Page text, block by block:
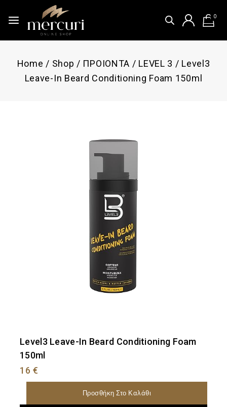
0
Home / Shop / ΠΡΟΙΟΝΤΑ / LEVEL 3 / Level3
Leave-In Beard Conditioning Foam 150ml
Level3 Leave-In Beard Conditioning Foam
150ml
16€
Προσθήκη Στο Καλάθι